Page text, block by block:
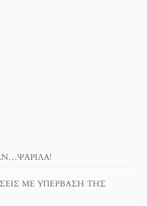
ΜΕ ΥΠΈΡΒΑΣΗ ΤΗΣ